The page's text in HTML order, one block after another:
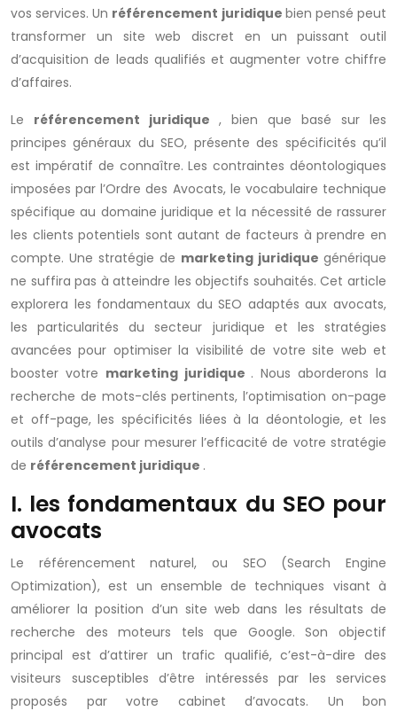
vos services. Un référencement juridique bien pensé peut
transformer un site web discret en un puissant outil
d’acquisition de leads qualifiés et augmenter votre chiffre
d’affaires.
Le référencement juridique , bien que basé sur les
principes généraux du SEO, présente des spécificités qu’il
est impératif de connaître. Les contraintes déontologiques
imposées par l’Ordre des Avocats, le vocabulaire technique
spécifique au domaine juridique et la nécessité de rassurer
les clients potentiels sont autant de facteurs à prendre en
compte. Une stratégie de marketing juridique générique
ne suffira pas à atteindre les objectifs souhaités. Cet article
explorera les fondamentaux du SEO adaptés aux avocats,
les particularités du secteur juridique et les stratégies
avancées pour optimiser la visibilité de votre site web et
booster votre marketing juridique . Nous aborderons la
recherche de mots-clés pertinents, l’optimisation on-page
et off-page, les spécificités liées à la déontologie, et les
outils d’analyse pour mesurer l’efficacité de votre stratégie
de référencement juridique .
I. les fondamentaux du SEO pour
avocats
Le référencement naturel, ou SEO (Search Engine
Optimization), est un ensemble de techniques visant à
améliorer la position d’un site web dans les résultats de
recherche des moteurs tels que Google. Son objectif
principal est d’attirer un trafic qualifié, c’est-à-dire des
visiteurs susceptibles d’être intéressés par les services
proposés par votre cabinet d’avocats. Un bon